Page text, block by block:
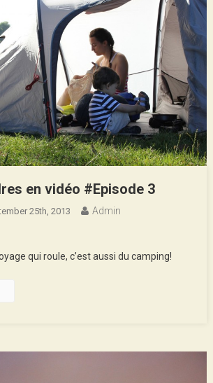
en vidéo #Episode 3
25th, 2013 Admin
qui roule, c’est aussi du camping!